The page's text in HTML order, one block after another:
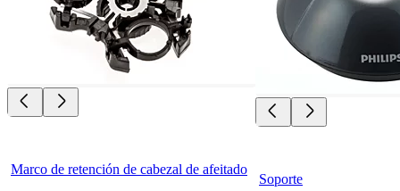
Marco de retención de cabezal de afeitado
Soporte